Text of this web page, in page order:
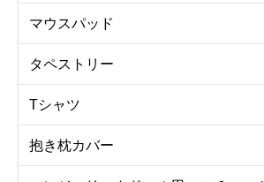
マウスパッド
タペストリー
Tシャツ
抱き枕カバー